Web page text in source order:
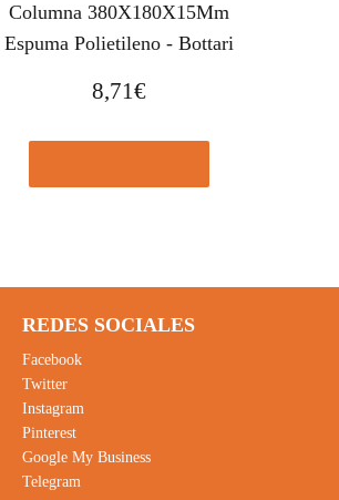
Columna 380X180X15Mm
Espuma Polietileno - Bottari
8,71€
REDES SOCIALES
Facebook
Twitter
Instagram
Pinterest
Google My Business
Telegram